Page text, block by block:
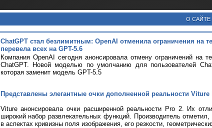
О САЙТЕ
ChatGPT стал безлимитным: OpenAI отменила ограничения на
перевела всех на GPT-5.6
Компания OpenAI сегодня анонсировала отмену ограничений на
ChatGPT. Новой моделью по умолчанию для пользователей
которая заменит модель GPT-5.5
Представлены элегантные очки дополненной реальности Viture
Viture анонсировала очки расширенной реальности Pro 2. Их
широкий набор развлекательных функций. Производитель отметил,
в аспектах кривизны поля изображения, его резкости,